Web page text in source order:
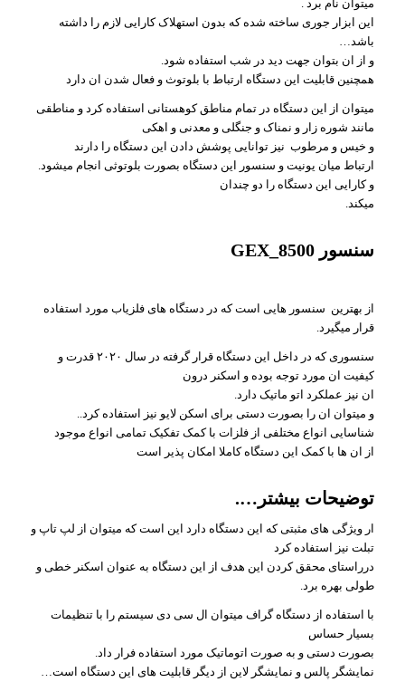
میتوان نام برد .
این ابزار جوری ساخته شده که بدون استهلاک کارایی لازم را داشته
باشد…
و از ان بتوان جهت دید در شب استفاده شود.
همچنین قابلیت این دستگاه ارتباط با بلوتوث و فعال شدن ان دارد
میتوان از این دستگاه در تمام مناطق کوهستانی استفاده کرد و مناطقی
مانند شوره زار و نمناک و جنگلی و معدنی و اهکی
و خیس و مرطوب نیز توانایی پوشش دادن این دستگاه را دارند
ارتباط میان یونیت و سنسور این دستگاه بصورت بلوتوثی انجام میشود.
و کارایی این دستگاه را دو چندان
میکند.
سنسور GEX_8500
از بهترین سنسور هایی است که در دستگاه های فلزیاب مورد استفاده
قرار میگیرد.
سنسوری که در داخل این دستگاه قرار گرفته در سال ۲۰۲۰ قدرت و
کیفیت ان مورد توجه بوده و اسکنر درون
ان نیز عملکرد اتو ماتیک دارد.
و میتوان ان را بصورت دستی برای اسکن لایو نیز استفاده کرد..
شناسایی انواع مختلفی از فلزات با کمک تفکیک تمامی انواع موجود
از ان ها با کمک این دستگاه کاملا امکان پذیر است
توضیحات بیشتر….
ار ویژگی های مثبتی که این دستگاه دارد این است که میتوان از لپ تاپ و
تبلت نیز استفاده کرد
درراستای محقق کردن این هدف از این دستگاه به عنوان اسکنر خطی و
طولی بهره برد.
با استفاده از دستگاه گراف میتوان ال سی دی سیستم را با تنظیمات
بسیار حساس
بصورت دستی و به صورت اتوماتیک مورد استفاده فرار داد.
نمایشگر پالس و نمایشگر لاین از دیگر قابلیت های این دستگاه است…